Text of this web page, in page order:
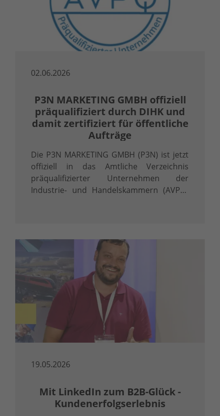
02.06.2026
P3N MARKETING GMBH offiziell
präqualifiziert durch DIHK und
damit zertifiziert für öffentliche
Aufträge
Die P3N MARKETING GMBH (P3N) ist jetzt
offiziell in das Amtliche Verzeichnis
präqualifizierter Unternehmen der
Industrie- und Handelskammern (AVPQ)
19.05.2026
Mit LinkedIn zum B2B-Glück -
Kundenerfolgserlebnis